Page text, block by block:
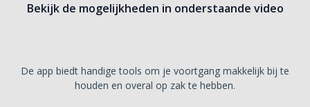
Bekijk de mogelijkheden in onderstaande video
De app biedt handige tools om je voortgang makkelijk bij te
houden en overal op zak te hebben.